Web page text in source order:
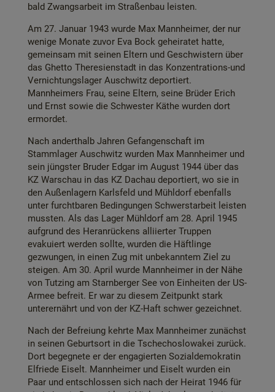
bald Zwangsarbeit im Straßenbau leisten.
Am 27. Januar 1943 wurde Max Mannheimer, der nur
wenige Monate zuvor Eva Bock geheiratet hatte,
gemeinsam mit seinen Eltern und Geschwistern über
das Ghetto Theresienstadt in das Konzentrations-und
Vernichtungslager Auschwitz deportiert.
Mannheimers Frau, seine Eltern, seine Brüder Erich
und Ernst sowie die Schwester Käthe wurden dort
ermordet.
Nach anderthalb Jahren Gefangenschaft im
Stammlager Auschwitz wurden Max Mannheimer und
sein jüngster Bruder Edgar im August 1944 über das
KZ Warschau in das KZ Dachau deportiert, wo sie in
den Außenlagern Karlsfeld und Mühldorf ebenfalls
unter furchtbaren Bedingungen Schwerstarbeit leisten
mussten. Als das Lager Mühldorf am 28. April 1945
aufgrund des Heranrückens alliierter Truppen
evakuiert werden sollte, wurden die Häftlinge
gezwungen, in einen Zug mit unbekanntem Ziel zu
steigen. Am 30. April wurde Mannheimer in der Nähe
von Tutzing am Starnberger See von Einheiten der US-
Armee befreit. Er war zu diesem Zeitpunkt stark
unterernährt und von der KZ-Haft schwer gezeichnet.
Nach der Befreiung kehrte Max Mannheimer zunächst
in seinen Geburtsort in die Tschechoslowakei zurück.
Dort begegnete er der engagierten Sozialdemokratin
Elfriede Eiselt. Mannheimer und Eiselt wurden ein
Paar und entschlossen sich nach der Heirat 1946 für